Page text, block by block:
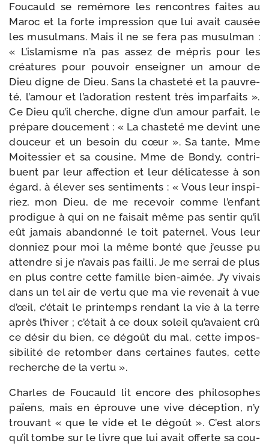
Foucauld se remé­more les ren­contres faites au
Maroc et la forte impres­sion que lui avait cau­sée
les musul­mans. Mais il ne se fera pas musul­man :
« L’islamisme n’a pas assez de mépris pour les
créa­tures pour pou­voir ensei­gner un amour de
Dieu digne de Dieu. Sans la chas­te­té et la pau­vre­
té, l’amour et l’adoration res­tent très impar­faits ».
Ce Dieu qu’il cherche, digne d’un amour par­fait, le
pré­pare dou­ce­ment : « La chas­te­té me devint une
dou­ceur et un besoin du cœur ». Sa tante, Mme
Moitessier et sa cou­sine, Mme de Bondy, contri­
buent par leur affec­tion et leur déli­ca­tesse à son
égard, à éle­ver ses sen­ti­ments : « Vous leur ins­pi­
riez, mon Dieu, de me rece­voir comme l’enfant
pro­digue à qui on ne fai­sait même pas sen­tir qu’il
eût jamais aban­don­né le toit pater­nel. Vous leur
don­niez pour moi la même bon­té que j’eusse pu
attendre si je n’avais pas failli. Je me ser­rai de plus
en plus contre cette famille bien-​aimée. J’y vivais
dans un tel air de ver­tu que ma vie reve­nait à vue
d’œil, c’était le prin­temps ren­dant la vie à la terre
après l’hiver ; c’était à ce doux soleil qu’avaient crû
ce désir du bien, ce dégoût du mal, cette impos­
si­bi­li­té de retom­ber dans cer­taines fautes, cette
recherche de la vertu ».
Charles de Foucauld lit encore des phi­lo­sophes
païens, mais en éprouve une vive décep­tion, n’y
trou­vant « que le vide et le dégoût ». C’est alors
qu’il tombe sur le livre que lui avait offerte sa cou­